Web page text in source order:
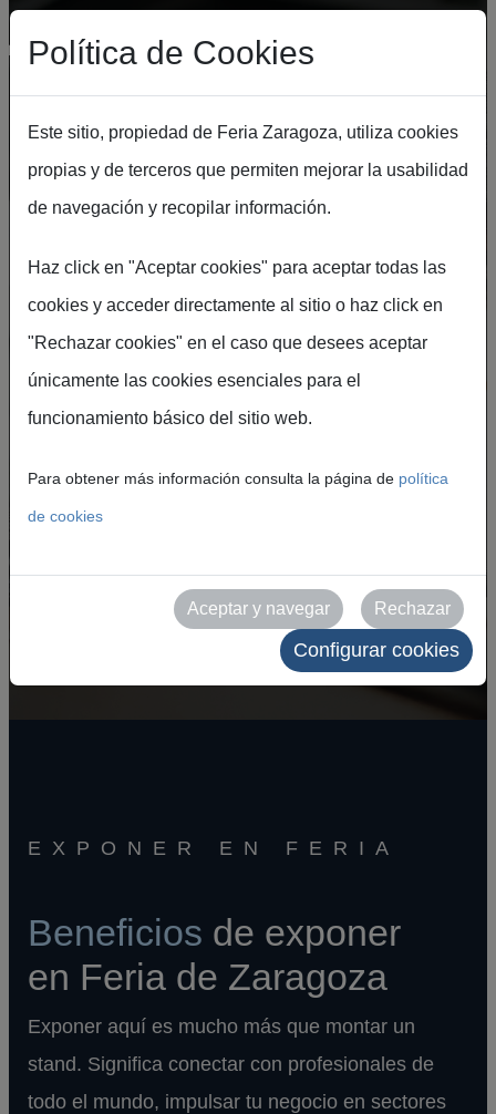
Pasar al contenido principal
Feria de Zaragoza
Tu marca, en el escaparate internacional que
conecta sectores, innovación y negocio.
EXPONER EN FERIA
Beneficios de exponer
en Feria de Zaragoza
Exponer aquí es mucho más que montar un
stand. Significa conectar con profesionales de
todo el mundo, impulsar tu negocio en sectores
Política de Cookies
Este sitio, propiedad de Feria Zaragoza, utiliza cookies
propias y de terceros que permiten mejorar la usabilidad
de navegación y recopilar información.
Haz click en "Aceptar cookies" para aceptar todas las
cookies y acceder directamente al sitio o haz click en
"Rechazar cookies" en el caso que desees aceptar
únicamente las cookies esenciales para el
funcionamiento básico del sitio web.
Para obtener más información consulta la página de política
de cookies
Aceptar y navegar Rechazar
Configurar cookies